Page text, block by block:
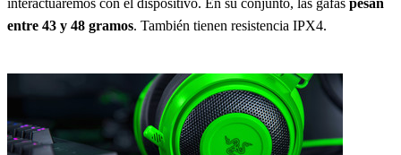
interactuaremos con el dispositivo. En su conjunto, las gafas pesan
entre 43 y 48 gramos. También tienen resistencia IPX4.